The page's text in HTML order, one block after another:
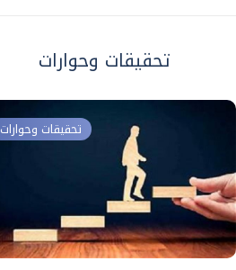
تحقيقات وحوارات
تحقيقات وحوارات